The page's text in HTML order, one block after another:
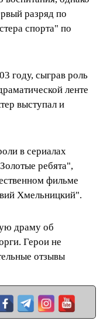
разряд по
спорта" по
году, сыграв роль
ленте
выступал и
в сериалах
ребята",
фильме
Хмельницкий".
драму об
Герои не
отзывы